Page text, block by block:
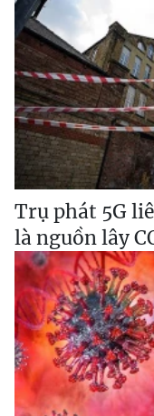
Trụ phát 5G
là nguồn lây